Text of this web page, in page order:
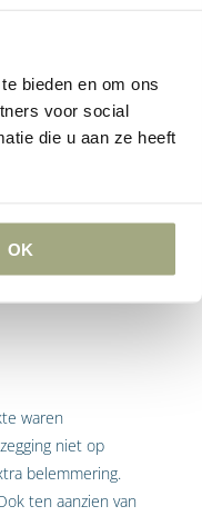
bieden en om ons
voor social
die u aan ze heeft
OK
andere vennoot –
is of
voornoemde
waren
niet op
belemmering.
ten aanzien van